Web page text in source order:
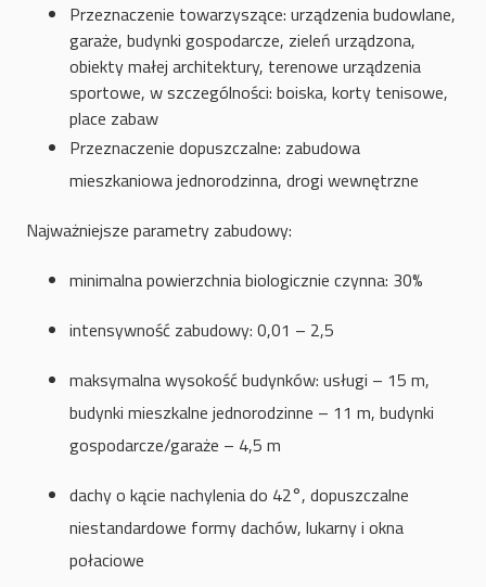
Przeznaczenie towarzyszące: urządzenia budowlane,
garaże, budynki gospodarcze, zieleń urządzona,
obiekty małej architektury, terenowe urządzenia
sportowe, w szczególności: boiska, korty tenisowe,
place zabaw
Przeznaczenie dopuszczalne: zabudowa
mieszkaniowa jednorodzinna, drogi wewnętrzne
Najważniejsze parametry zabudowy:
minimalna powierzchnia biologicznie czynna: 30%
intensywność zabudowy: 0,01 – 2,5
maksymalna wysokość budynków: usługi – 15 m,
budynki mieszkalne jednorodzinne – 11 m, budynki
gospodarcze/garaże – 4,5 m
dachy o kącie nachylenia do 42°, dopuszczalne
niestandardowe formy dachów, lukarny i okna
połaciowe